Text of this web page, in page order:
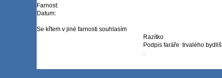
Farnost:
Datum:
Se křtem v jiné farnosti souhlasím
Razítko
Podpis faráře trvalého